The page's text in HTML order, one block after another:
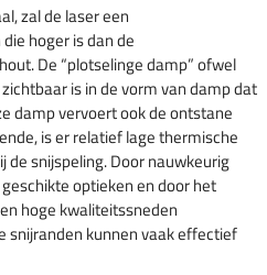
zal de laser een
hoger is dan de
De “plotselinge damp” ofwel
is in de vorm van damp dat
damp vervoert ook de ontstane
is er relatief lage thermische
snijspeling. Door nauwkeurig
optieken en door het
hoge kwaliteitssneden
snijranden kunnen vaak effectief